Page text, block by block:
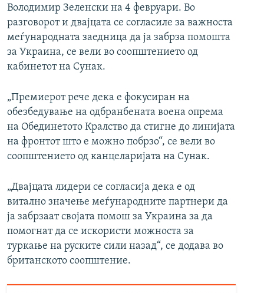
Володимир Зеленски на 4 февруари. Во
разговорот и двајцата се согласиле за важноста
меѓународната заедница да ја забрза помошта
за Украина, се вели во соопштението од
кабинетот на Сунак.
„Премиерот рече дека е фокусиран на
обезбедување на одбранбената воена опрема
на Обединетото Кралство да стигне до линијата
на фронтот што е можно побрзо“, се вели во
соопштението од канцеларијата на Сунак.
„Двајцата лидери се согласија дека е од
витално значење меѓународните партнери да
ја забрзаат својата помош за Украина за да
помогнат да се искористи можноста за
туркање на руските сили назад“, се додава во
британското соопштение.